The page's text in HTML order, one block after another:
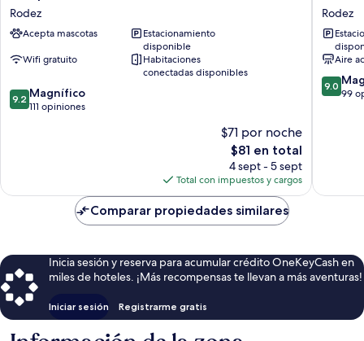
NATURE
-
Rodez
Rodez
Acepta mascotas
Estacionamiento
disponible
Wifi gratuito
Habitaciones
conectadas disponibles
9.2
de
9.2 Magnífico
111 opiniones
$71 por noche
El
precio
actual
es
de
$81
$81 en total
4 sept - 5 sept
Total con impuestos y cargos
La
Tour
Maje
Rodez
Rodez
Aire
9.0
de
9.0
99
Comparar propiedades similares
Inicia sesión y reserva para acumular crédito OneKeyCash en
miles de hoteles. ¡Más recompensas te llevan a más aventuras!
Iniciar sesión Registrarme gratis